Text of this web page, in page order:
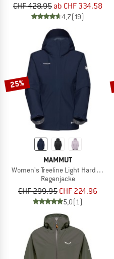
CHF 428.95 ab CHF 334.58
4,7(19)
25%
MAMMUT
Women's Treeline Light Hardshell
Regenjacke
CHF 299.95 CHF 224.96
5,0(1)